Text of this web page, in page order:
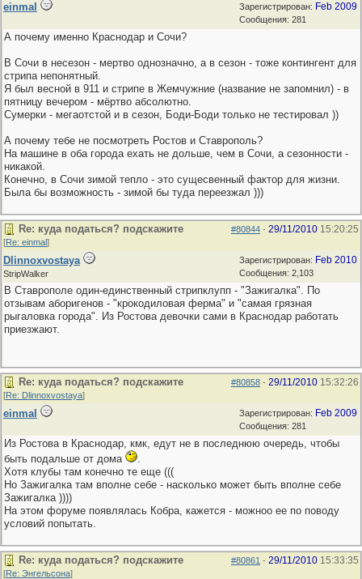
Зарегистрирован: Feb 2009
Сообщения: 281
einmal
А почему именно Краснодар и Сочи?
В Сочи в несезон - мертво однозначно, а в сезон - тоже контингент для
стрипа непонятный.
Я был весной в 911 и стрипе в Жемчужние (название не запомнил) - в
пятницу вечером - мёртво абсолютно.
Сумерки - мегаотстой и в сезон, Боди-Боди только не тестировал ))
А почему тебе не посмотреть Ростов и Ставрополь?
На машине в оба города ехать не дольше, чем в Сочи, а сезонности -
никакой.
Конечно, в Сочи зимой тепло - это сущесвенный фактор для жизни.
Была бы возможность - зимой бы туда переезжал )))
#80844 - 29/11/2010 15:20:25
Re: куда податься? подскажите
[Re: einmal]
Зарегистрирован: Feb 2010
Сообщения: 2,103
Dlinnoxvostaya
StripWalker
В Ставрополе один-единственный стрипклупп - "Зажигалка". По
отзывам аборигенов - "крокодиловая ферма" и "самая грязная
рыгаловка города". Из Ростова девочки сами в Краснодар работать
приезжают.
#80858 - 29/11/2010 15:32:26
Re: куда податься? подскажите
[Re: Dlinnoxvostaya]
Зарегистрирован: Feb 2009
Сообщения: 281
einmal
Из Ростова в Краснодар, кмк, едут не в последнюю очередь, чтобы
быть подальше от дома
.
Хотя клубы там конечно те еще (((
Но Зажигалка там вполне себе - насколько может быть вполне себе
Зажигалка ))))
На этом форуме появлялась Кобра, кажется - можноо ее по поводу
условий попытать.
#80861 - 29/11/2010 15:33:35
Re: куда податься? подскажите
[Re: Энгельсона]